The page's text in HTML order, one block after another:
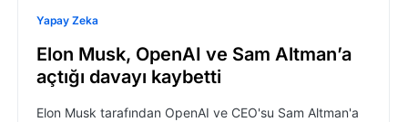
Yapay Zeka
Elon Musk, OpenAI ve Sam Altman’a
açtığı davayı kaybetti
Elon Musk tarafından OpenAI ve CEO'su Sam Altman'a